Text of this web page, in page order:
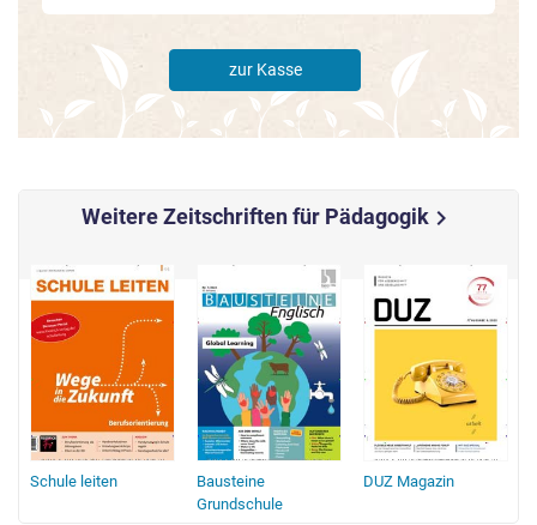
zur Kasse
Weitere Zeitschriften für Pädagogikchevron_right
Schule leiten
Bausteine
Grundschule
DUZ Magazin